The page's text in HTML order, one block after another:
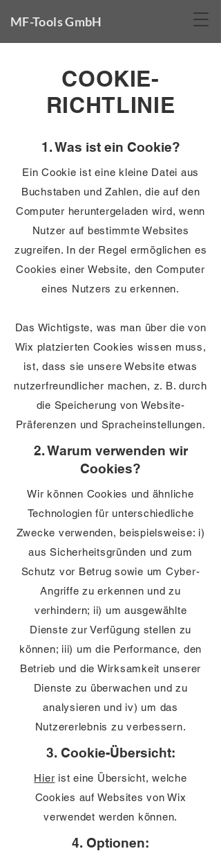
MF-Tools GmbH
COOKIE-
RICHTLINIE
1. Was ist ein Cookie?
Ein Cookie ist eine kleine Datei aus
Buchstaben und Zahlen, die auf den
Computer heruntergeladen wird, wenn
Nutzer auf bestimmte Websites
zugreifen. In der Regel ermöglichen es
Cookies einer Website, den Computer
eines Nutzers zu erkennen.
Das Wichtigste, was man über die von
Wix platzierten Cookies wissen muss,
ist, dass sie unsere Website etwas
nutzerfreundlicher machen, z. B. durch
die Speicherung von Website-
Präferenzen und Spracheinstellungen.
2. Warum verwenden wir
Cookies?
Wir können Cookies und ähnliche
Technologien für unterschiedliche
Zwecke verwenden, beispielsweise: i)
aus Sicherheitsgründen und zum
Schutz vor Betrug sowie um Cyber-
Angriffe zu erkennen und zu
verhindern; ii) um ausgewählte
Dienste zur Verfügung stellen zu
können; iii) um die Performance, den
Betrieb und die Wirksamkeit unserer
Dienste zu überwachen und zu
analysieren und iv) um das
Nutzererlebnis zu verbessern.
3. Cookie-Übersicht:
Hier ist eine Übersicht, welche
Cookies auf Websites von Wix
verwendet werden können.
4. Optionen: